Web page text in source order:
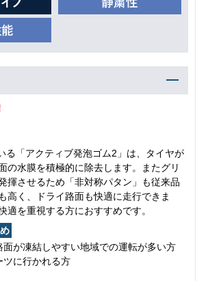
る「アクティブ発泡ゴム2」は、タイヤが
の水膜を積極的に除去します。またグリ
揮させるため「非対称パタン」も従来品
高く、ドライ路面も快適に走行できま
適を重視する方におすすめです。
面が凍結しやすい地域での運転が多い方
ツに行かれる方